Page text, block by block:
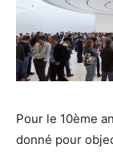
Pour le 10ème
donné pour